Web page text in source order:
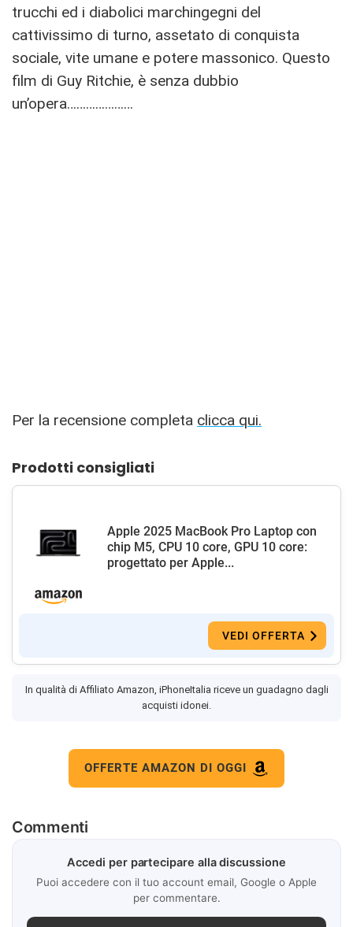
trucchi ed i diabolici marchingegni del
cattivissimo di turno, assetato di conquista
sociale, vite umane e potere massonico. Questo
film di Guy Ritchie, è senza dubbio
un’opera…………………
Per la recensione completa clicca qui.
Prodotti consigliati
Apple 2025 MacBook Pro Laptop con
chip M5, CPU 10 core, GPU 10 core:
progettato per Apple...
VEDI OFFERTA
In qualità di Affiliato Amazon, iPhoneItalia riceve un guadagno dagli
acquisti idonei.
OFFERTE AMAZON DI OGGI
Commenti
Accedi per partecipare alla discussione
Puoi accedere con il tuo account email, Google o Apple
per commentare.